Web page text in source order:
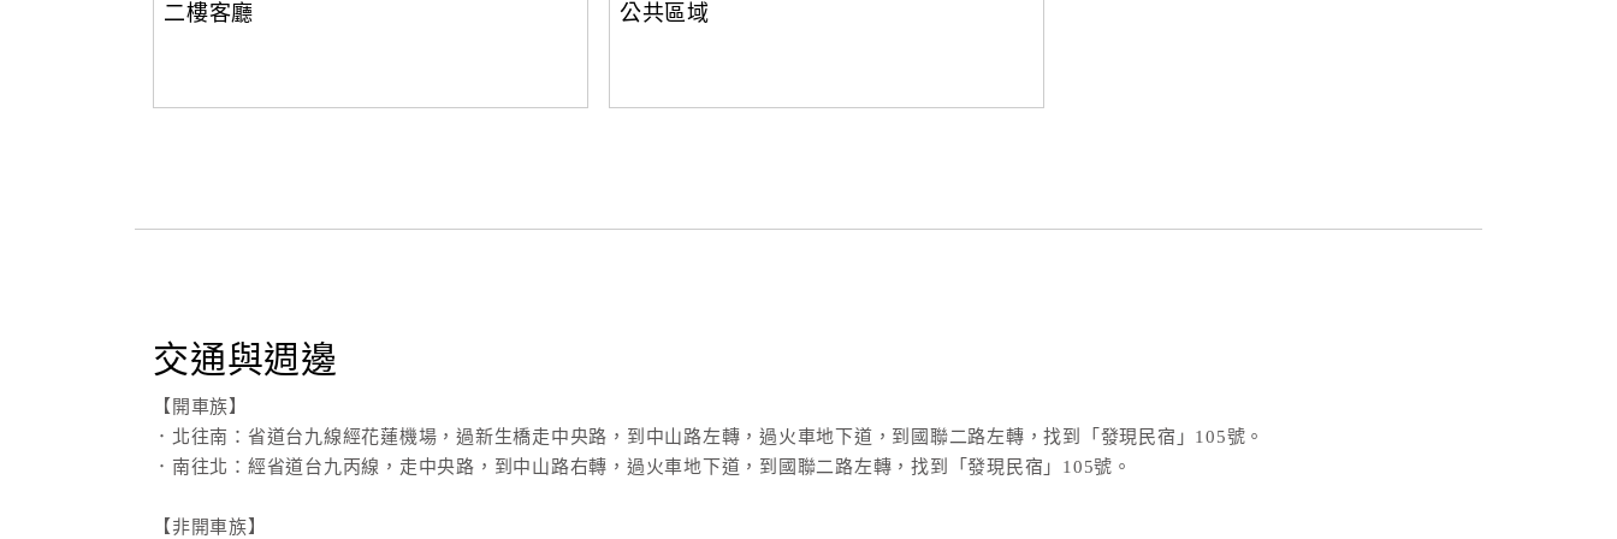
二樓客廳 公共區域
交通與週邊
【開車族】
．北往南：省道台九線經花蓮機場，過新生橋走中央路，到中山路左轉，過火車地下道，到國聯二路左轉，找到「發現民宿」105號。
．南往北：經省道台九丙線，走中央路，到中山路右轉，過火車地下道，到國聯二路左轉，找到「發現民宿」105號。
【非開車族】